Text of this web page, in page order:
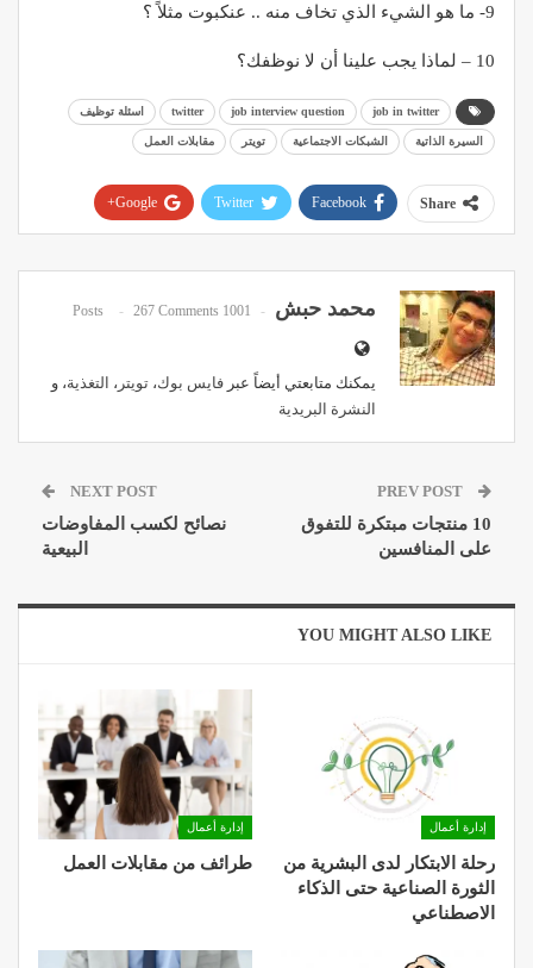
9- ما هو الشيء الذي تخاف منه .. عنكبوت مثلاً ؟
10 – لماذا يجب علينا أن لا نوظفك؟
job in twitter
job interview question
twitter اسئلة توظيف
السيرة الذاتية الشبكات الاجتماعية تويتر مقابلات العمل
Share
Facebook
Twitter
Google+
محمد حبش 1001 Posts
267 Comments
يمكنك متابعتي أيضاً عبر فايس بوك، تويتر ، التغذية، و
النشرة البريدية
10 منتجات مبتكرة للتفوق
على المنافسين
NEXT POST
نصائح لكسب المفاوضات
البيعية
YOU MIGHT ALSO LIKE
إدارة أعمال
رحلة الابتكار لدى البشرية من
الثورة الصناعية حتى الذكاء
الاصطناعي
إدارة أعمال
طرائف من مقابلات العمل